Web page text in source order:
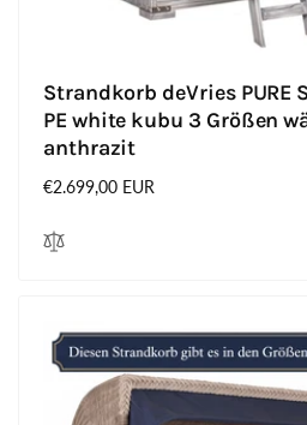
Strandkorb deVries PURE
PE white kubu 3 Größen
anthrazit
Normaler
€2.699,00 EUR